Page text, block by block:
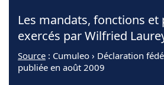
Les mandats, fonctions et
exercés par Wilfried
Source : Cumuleo › Déclaration
publiée en août 2009